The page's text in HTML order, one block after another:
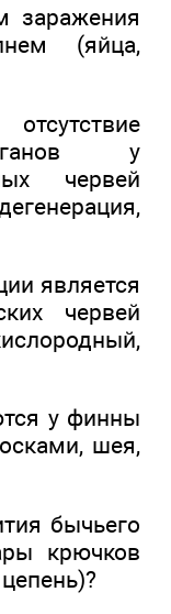
заражения
(яйца,
у
червей
является
червей
у финны
шея,
бычьего
крючков